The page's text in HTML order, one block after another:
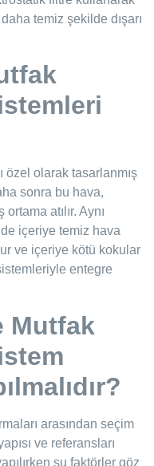
temiz şekilde dışarı
özel olarak tasarlanmış
sonra bu hava,
atılır. Aynı
içeriye temiz hava
ve içeriye kötü kokular
entegre
Mutfak
arasından seçim
ve referansları
şu faktörler göz